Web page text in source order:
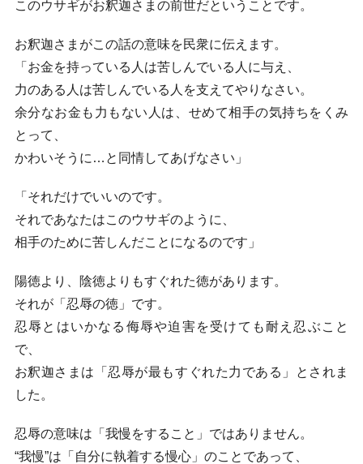
このウサギがお釈迦さまの前世だということです。
お釈迦さまがこの話の意味を民衆に伝えます。
「お金を持っている人は苦しんでいる人に与え、
力のある人は苦しんでいる人を支えてやりなさい。
余分なお金も力もない人は、せめて相手の気持ちをくみ
とって、
かわいそうに…と同情してあげなさい」
「それだけでいいのです。
それであなたはこのウサギのように、
相手のために苦しんだことになるのです」
陽徳より、陰徳よりもすぐれた徳があります。
それが「忍辱の徳」です。
忍辱とはいかなる侮辱や迫害を受けても耐え忍ぶこと
で、
お釈迦さまは「忍辱が最もすぐれた力である」とされま
した。
忍辱の意味は「我慢をすること」ではありません。
“我慢”は「自分に執着する慢心」のことであって、